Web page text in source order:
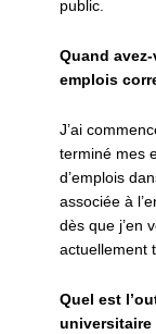
public.
Quand
emplois
J’ai
terminé mes
d’emplois
associée à
dès que j’en
actuellement
Quel est
universitaire